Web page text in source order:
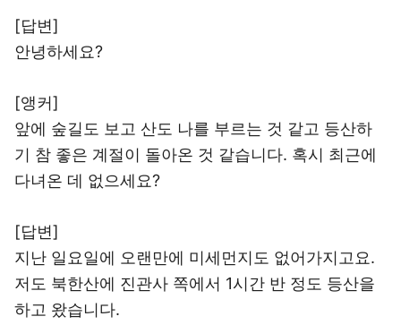
[답변]
안녕하세요?
[앵커]
앞에 숲길도 보고 산도 나를 부르는 것 같고 등산하
기 참 좋은 계절이 돌아온 것 같습니다. 혹시 최근에
다녀온 데 없으세요?
[답변]
지난 일요일에 오랜만에 미세먼지도 없어가지고요.
저도 북한산에 진관사 쪽에서 1시간 반 정도 등산을
하고 왔습니다.